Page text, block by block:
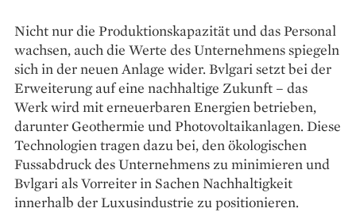
Nicht nur die Produktionskapazität und das Personal
wachsen, auch die Werte des Unternehmens spiegeln
sich in der neuen Anlage wider. Bvlgari setzt bei der
Erweiterung auf eine nachhaltige Zukunft – das
Werk wird mit erneuerbaren Energien betrieben,
darunter Geothermie und Photovoltaikanlagen. Diese
Technologien tragen dazu bei, den ökologischen
Fussabdruck des Unternehmens zu minimieren und
Bvlgari als Vorreiter in Sachen Nachhaltigkeit
innerhalb der Luxusindustrie zu positionieren.